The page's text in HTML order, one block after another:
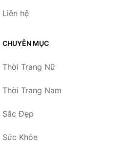
Liên hệ
CHUYÊN MỤC
Thời Trang Nữ
Thời Trang Nam
Sắc Đẹp
Sức Khỏe